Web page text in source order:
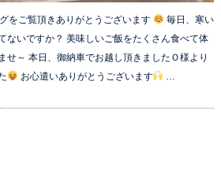
をご覧頂きありがとうございます
毎日、寒い
ないですか？ 美味しいご飯をたくさん食べて体
せ～ 本日、御納車でお越し頂きましたＯ様より
お心遣いありがとうございます …